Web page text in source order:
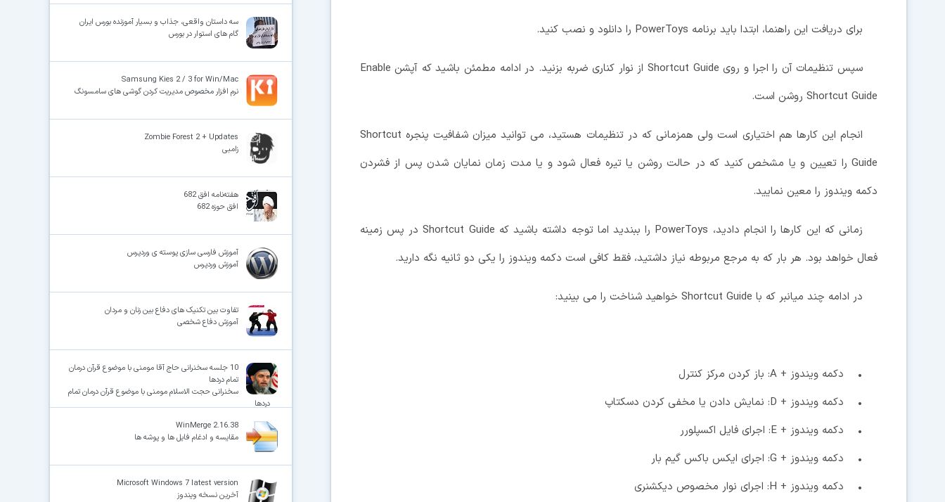
برای دریافت این راهنما، ابتدا باید برنامه PowerToys را دانلود و نصب کنید.
سپس تنظیمات آن را اجرا و روی Shortcut Guide از نوار کناری ضربه بزنید. در ادامه مطمئن باشید که آپشن Enable
Shortcut Guide روشن است.
انجام این کارها هم اختیاری است ولی همزمانی که در تنظیمات هستید، می توانید میزان شفافیت پنجره Shortcut
Guide را تعیین و یا مشخص کنید که در حالت روشن یا تیره فعال شود و یا مدت زمان نمایان شدن پس از فشردن
دکمه ویندوز را معین نمایید.
زمانی که این کارها را انجام دادید، PowerToys را ببندید اما توجه داشته باشید که Shortcut Guide در پس زمینه
فعال خواهد بود. هر بار که به مرجع مربوطه نیاز داشتید، فقط کافی است دکمه ویندوز را یکی دو ثانیه نگه دارید.
در ادامه چند میانبر که با Shortcut Guide خواهید شناخت را می بینید:
• دکمه ویندوز + A: باز کردن مرکز کنترل
• دکمه ویندوز + D: نمایش دادن یا مخفی کردن دسکتاپ
• دکمه ویندوز + E: اجرای فایل اکسپلورر
• دکمه ویندوز + G: اجرای ایکس باکس گیم بار
• دکمه ویندوز + H: اجرای نوار مخصوص دیکشنری
سه داستان واقعی، جذاب و بسیار آموزنده بورس ایران
گام های استوار در بورس
Samsung Kies 2 / 3 for Win/Mac
نرم افزار مخصوص مدیریت کردن گوشی های سامسونگ
Zombie Forest 2 + Updates
زامبی
هفته‌نامه افق 682
افق حوزه 682
آموزش فارسی سازی پوسته ی وردپرس
آموزش وردپرس
تفاوت بین تکنیک های دفاع بین زنان و مردان
آموزش دفاع شخصی
10 جلسه سخنرانی حاج آقا مومنی با موضوع قرآن درمان
تمام دردها
سخنرانی حجت الاسلام مومنی با موضوع قرآن درمان تمام
دردها
WinMerge 2.16.38
مقایسه و ادغام فایل ها و پوشه ها
Microsoft Windows 7 latest version
آخرین نسخه ویندوز